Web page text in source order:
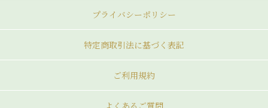
プライバシーポリシー
特定商取引法に基づく表記
ご利用規約